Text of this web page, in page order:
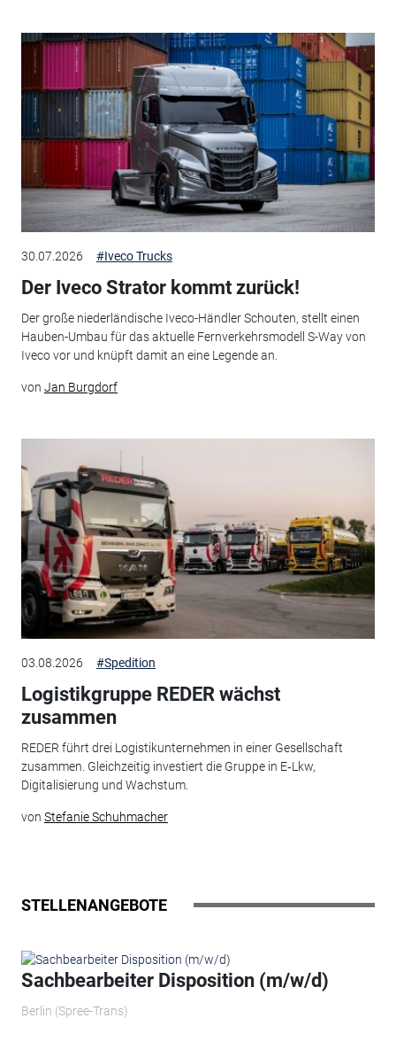
30.07.2026 #Iveco Trucks
Der Iveco Strator kommt zurück!
Der große niederländische Iveco-Händler Schouten, stellt einen
Hauben-Umbau für das aktuelle Fernverkehrsmodell S-Way von
Iveco vor und knüpft damit an eine Legende an.
von Jan Burgdorf
03.08.2026 #Spedition
Logistikgruppe REDER wächst
zusammen
REDER führt drei Logistikunternehmen in einer Gesellschaft
zusammen. Gleichzeitig investiert die Gruppe in E‑Lkw,
Digitalisierung und Wachstum.
von Stefanie Schuhmacher
STELLENANGEBOTE
Sachbearbeiter Disposition (m/w/d)
Berlin (Spree-Trans)